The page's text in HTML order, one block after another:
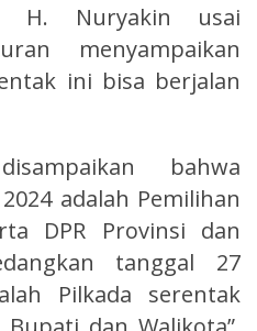
H. Nuryakin usai
menyampaikan
ini bisa berjalan
bahwa
adalah Pemilihan
DPR Provinsi dan
tanggal 27
Pilkada serentak